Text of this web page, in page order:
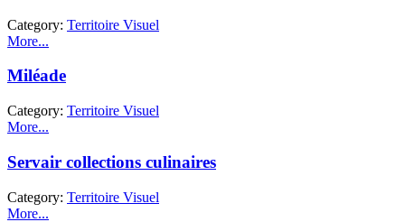
Category: Territoire Visuel
More...
Miléade
Category: Territoire Visuel
More...
Servair collections culinaires
Category: Territoire Visuel
More...